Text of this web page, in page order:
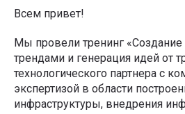
Всем привет!
Мы провели тренинг
трендами и генерация идей от
технологического партнера с
экспертизой в области
инфраструктуры, внедрения